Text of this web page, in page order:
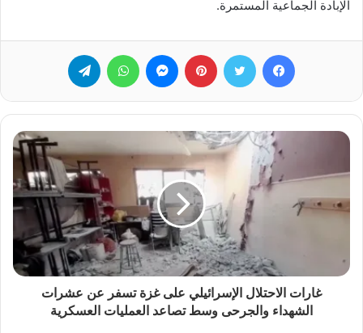
الإبادة الجماعية المستمرة.
فيسبوك تويتر بينتيريست ماسنجر واتساب
غارات الاحتلال الإسرائيلي على غزة تسفر عن عشرات
الشهداء والجرحى وسط تصاعد العمليات العسكرية